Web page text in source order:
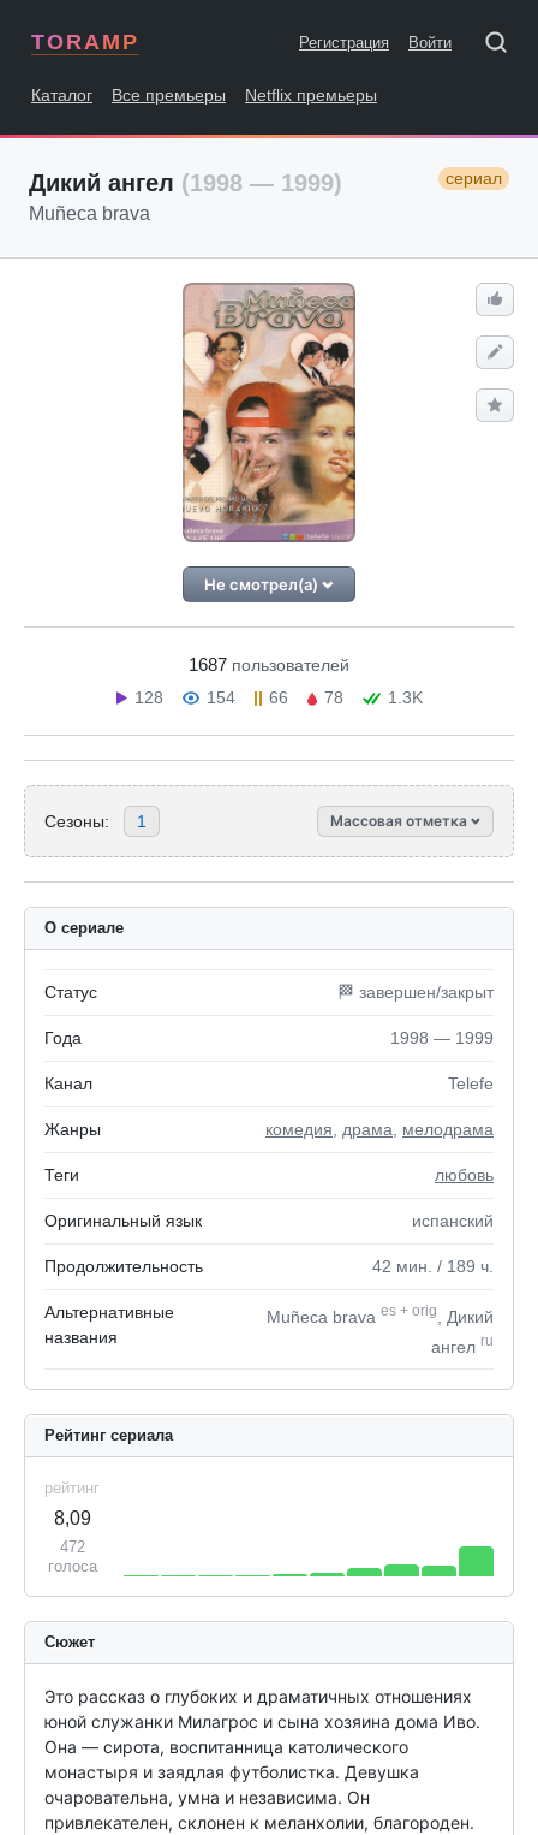
TORAMP Регистрация Войти
Каталог Все премьеры Netflix премьеры
Дикий ангел (1998 — 1999) сериал
Muñeca brava
Не смотрел(а)
1687 пользователей
128
154 66 78 1.3K
Сезоны: 1 Массовая отметка
О сериале
Статус 🏁 завершен/закрыт
Года 1998 — 1999
Канал Telefe
Жанры комедия драма мелодрама
Теги любовь
Оригинальный язык испанский
Продолжительность 42 мин. / 189 ч.
Альтернативные
названия
Muñeca brava es + orig
, Дикий
ангел ru
Рейтинг сериала
рейтинг
8,09
472
голоса
Сюжет
Это рассказ о глубоких и драматичных отношениях
юной служанки Милагрос и сына хозяина дома Иво.
Она — сирота, воспитанница католического
монастыря и заядлая футболистка. Девушка
очаровательна, умна и независима. Он
привлекателен, склонен к меланхолии, благороден.